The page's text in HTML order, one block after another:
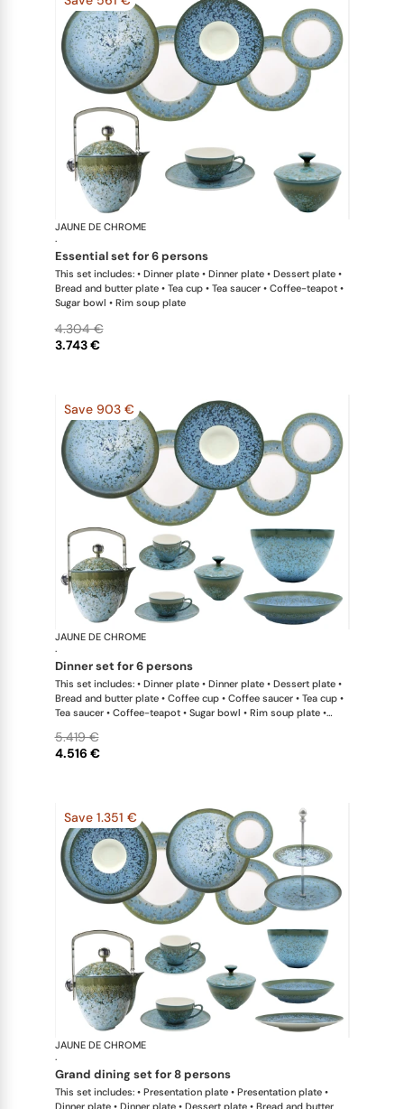
JAUNE DE CHROME
·
essential set for 6 persons
This set includes: • Dinner plate • Dinner plate • Dessert plate •
Bread and butter plate • Tea cup • Tea saucer • Coffee-teapot •
Sugar bowl • Rim soup plate
3.743 €
4.304 €
Save 903 €
JAUNE DE CHROME
·
dinner set for 6 persons
This set includes: • Dinner plate • Dinner plate • Dessert plate •
Bread and butter plate • Coffee cup • Coffee saucer • Tea cup •
Tea saucer • Coffee-teapot • Sugar bowl • Rim soup plate •
4.516 €
5.419 €
Save 1.351 €
JAUNE DE CHROME
·
grand dining set for 8 persons
This set includes: • Presentation plate • Presentation plate •
Dinner plate • Dinner plate • Dessert plate • Bread and butter